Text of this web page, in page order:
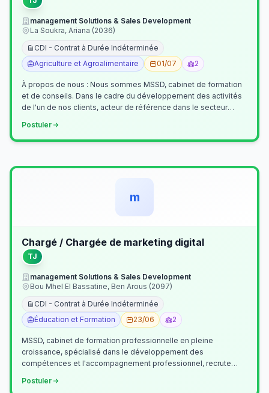
management Solutions & Sales Development
La Soukra, Ariana (2036)
CDI - Contrat à Durée Indéterminée
Agriculture et Agroalimentaire
01/07 2
À propos de nous : Nous sommes MSSD, cabinet de formation
et de conseils. Dans le cadre du développement des activités
de l'un de nos clients, acteur de référence dans le secteur
Postuler
m
Chargé / Chargée de marketing digital
TJ
management Solutions & Sales Development
Bou Mhel El Bassatine, Ben Arous (2097)
CDI - Contrat à Durée Indéterminée
Éducation et Formation
23/06 2
MSSD, cabinet de formation professionnelle en pleine
croissance, spécialisé dans le développement des
compétences et l'accompagnement professionnel, recrute
Postuler